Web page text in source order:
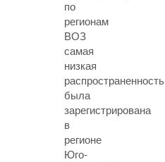
по
регионам
ВОЗ
самая
низкая
распространенность
была
зарегистрирована
в
регионе
Юго-